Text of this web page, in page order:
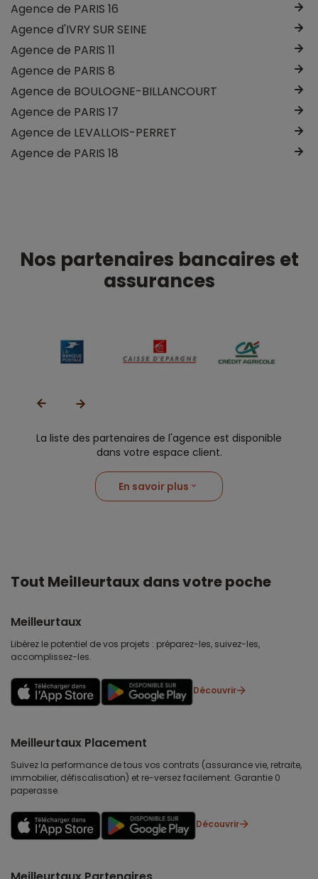
Agence de PARIS 16
Agence d'IVRY SUR SEINE
Agence de PARIS 11
Agence de PARIS 8
Agence de BOULOGNE-BILLANCOURT
Agence de PARIS 17
Agence de LEVALLOIS-PERRET
Agence de PARIS 18
Nos partenaires bancaires et
assurances
La liste des partenaires de l'agence est disponible
dans votre espace client.
En savoir plus
Tout Meilleurtaux dans votre poche
Meilleurtaux
Libérez le potentiel de vos projets : préparez-les, suivez-les,
accomplissez-les.
Découvrir
Meilleurtaux Placement
Suivez la performance de tous vos contrats (assurance vie, retraite,
immobilier, défiscalisation) et re-versez facilement. Garantie 0
paperasse.
Découvrir